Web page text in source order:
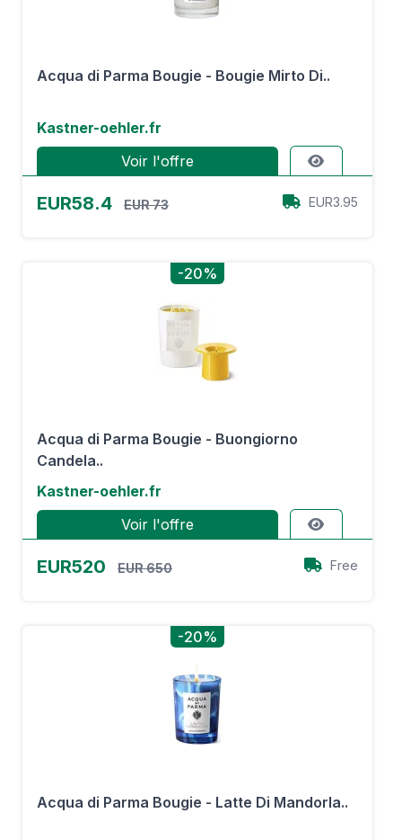
Acqua di Parma Bougie - Bougie Mirto Di..
Kastner-oehler.fr
Voir l'offre
EUR58.4 EUR 73 EUR3.95
-20%
Acqua di Parma Bougie - Buongiorno
Candela..
Kastner-oehler.fr
Voir l'offre
EUR520 EUR 650 Free
-20%
Acqua di Parma Bougie - Latte Di Mandorla..